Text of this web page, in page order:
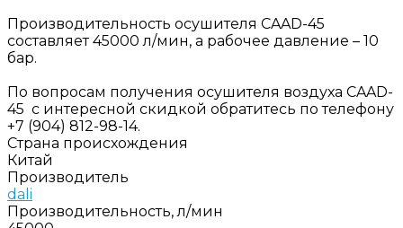
Производительность осушителя CAAD-45
составляет 45000 л/мин, а рабочее давление – 10
бар.
По вопросам получения осушителя воздуха CAAD-
45 с интересной скидкой обратитесь по телефону
+7 (904) 812-98-14.
Страна происхождения
Китай
Производитель
dali
Производительность, л/мин